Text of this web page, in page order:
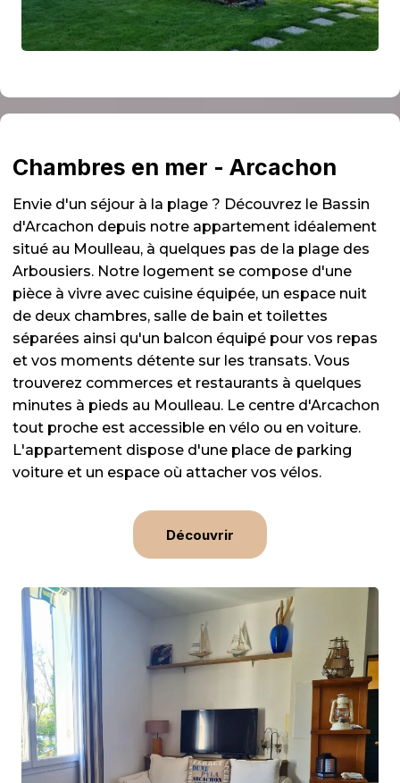
Chambres en mer - Arcachon
Envie d'un séjour à la plage ? Découvrez le Bassin
d'Arcachon depuis notre appartement idéalement
situé au Moulleau, à quelques pas de la plage des
Arbousiers. Notre logement se compose d'une
pièce à vivre avec cuisine équipée, un espace nuit
de deux chambres, salle de bain et toilettes
séparées ainsi qu'un balcon équipé pour vos repas
et vos moments détente sur les transats. Vous
trouverez commerces et restaurants à quelques
minutes à pieds au Moulleau. Le centre d'Arcachon
tout proche est accessible en vélo ou en voiture.
L'appartement dispose d'une place de parking
voiture et un espace où attacher vos vélos.
Découvrir